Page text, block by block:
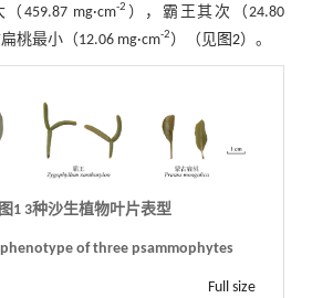
459.87 mg·cm-2 ），霸王其次（24.80
桃最小（12.06 mg·cm-2）（见图2）。
图1 3种沙生植物叶片表型
phenotype of three psammophytes
Full size